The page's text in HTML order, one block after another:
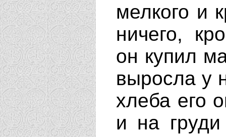
мелкого и
ничего,
он купил
выросла у
хлеба его
и на